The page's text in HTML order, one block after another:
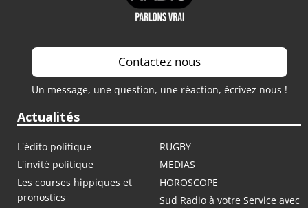
Contactez nous
Un message, une question, une réaction, écrivez nous !
Actualités
L'édito politique
RUGBY
L'invité politique
MEDIAS
Les courses hippiques et
pronostics
HOROSCOPE
Sud Radio à votre Service avec